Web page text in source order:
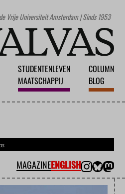
Vrije Universiteit Amsterdam | Sinds 1953
STUDENTENLEVEN
MAATSCHAPPIJ
COLUMN
BLOG
MAGAZINEENGLISH